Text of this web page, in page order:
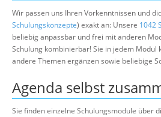
Wir passen uns Ihren Vorkenntnissen und
Schulungskonzepte) exakt an: Unsere 1042
beliebig anpassbar und frei mit anderen
Schulung kombinierbar! Sie in jedem Modul
andere Themen ergänzen sowie beliebige
Agenda selbst
Sie finden einzelne Schulungsmodule über